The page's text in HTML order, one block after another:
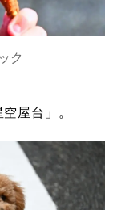
ク
屋台」。